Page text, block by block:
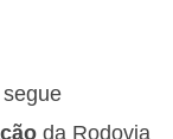
da Rodovia